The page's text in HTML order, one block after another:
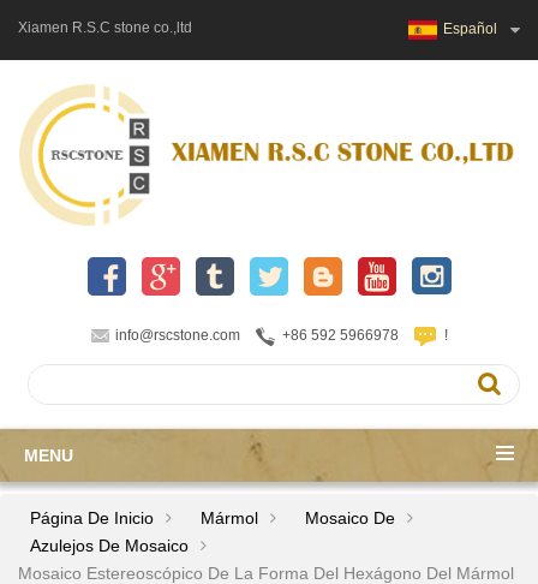
Xiamen R.S.C stone co.,ltd Español
info@rscstone.com +86 592 5966978 !
MENU
Página De Inicio Mármol
Mosaico De
Azulejos De Mosaico
Mosaico Estereoscópico De La Forma Del Hexágono Del Mármol